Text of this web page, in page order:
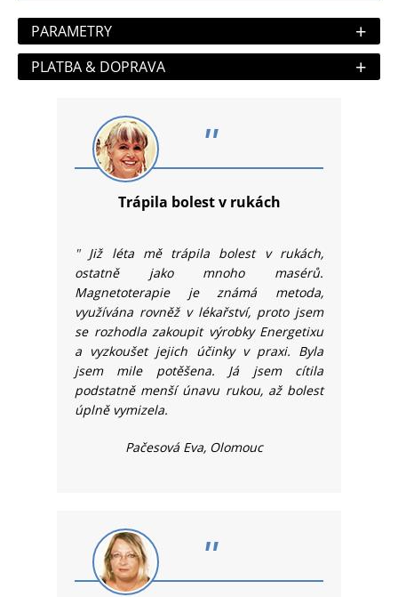
PARAMETRY +
PLATBA & DOPRAVA +
"
Trápila bolest v rukách
" Již léta mě trápila bolest v rukách,
ostatně jako mnoho masérů.
Magnetoterapie je známá metoda,
využívána rovněž v lékařství, proto jsem
se rozhodla zakoupit výrobky Energetixu
a vyzkoušet jejich účinky v praxi. Byla
jsem mile potěšena. Já jsem cítila
podstatně menší únavu rukou, až bolest
úplně vymizela.
Pačesová Eva, Olomouc
"